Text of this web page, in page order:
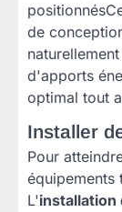
de
d'apports
optimal tout
Installer
Pour
équipements
L'installation